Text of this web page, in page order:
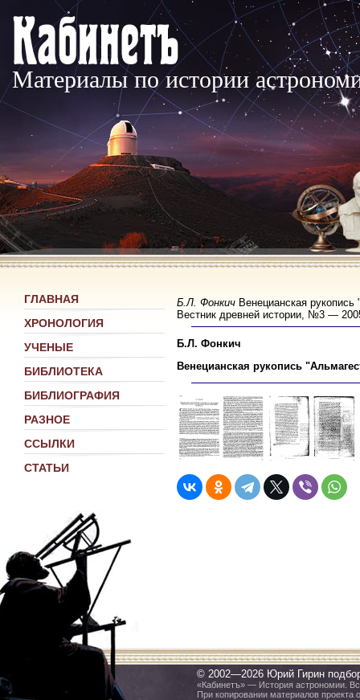
Материалы по истории
ГЛАВНАЯ
ХРОНОЛОГИЯ
УЧЕНЫЕ
БИБЛИОТЕКА
БИБЛИОГРАФИЯ
РАЗНОЕ
ССЫЛКИ
СТАТЬИ
Б.Л. Фонкич Венецианская
Вестник древней истории, №3 —
Б.Л. Фонкич
Венецианская рукопись
© 2002—2026 Юрий Гирин
«Кабинетъ» — История астрономии.
При копировании материалов проекта